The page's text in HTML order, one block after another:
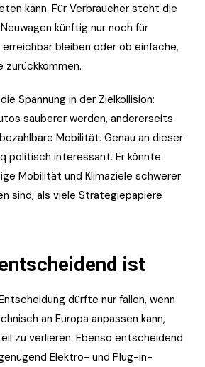
kann. Für Verbraucher steht die
künftig nur noch für
erreichbar bleiben oder ob einfache,
zurückkommen.
Spannung in der Zielkollision:
sauberer werden, andererseits
Mobilität. Genau an dieser
politisch interessant. Er könnte
Mobilität und Klimaziele schwerer
sind, als viele Strategiepapiere
ist
dürfte nur fallen, wenn
an Europa anpassen kann,
zu verlieren. Ebenso entscheidend
Elektro- und Plug-in-